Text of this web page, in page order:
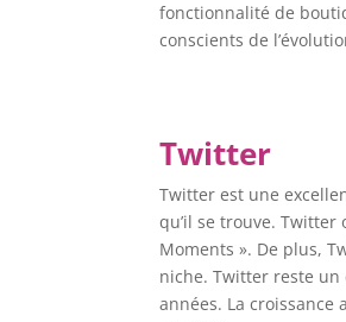
fonctionnalité de
conscients de
Twitter
Twitter est une
qu’il se trouve.
Moments ». De plus,
niche. Twitter reste un
années. La